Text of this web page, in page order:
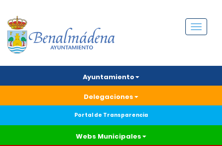
Menú
Ayuntamiento
Delegaciones
Portal de Transparencia
Webs Municipales